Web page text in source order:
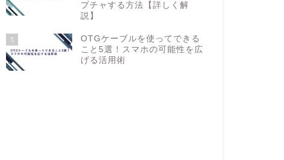
プチャする方法【詳しく解
説】
5
OTGケーブルを使ってできる
こと5選！スマホの可能性を広
げる活用術